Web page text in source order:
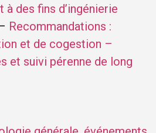
à des fins d’ingénierie
Recommandations :
et de cogestion –
et suivi pérenne de long